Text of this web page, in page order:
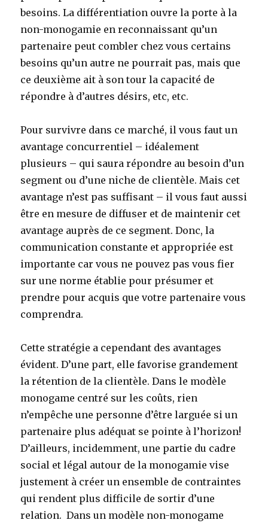
besoins. La différentiation ouvre la porte à la
non-monogamie en reconnaissant qu’un
partenaire peut combler chez vous certains
besoins qu’un autre ne pourrait pas, mais que
ce deuxième ait à son tour la capacité de
répondre à d’autres désirs, etc, etc.
Pour survivre dans ce marché, il vous faut un
avantage concurrentiel – idéalement
plusieurs – qui saura répondre au besoin d’un
segment ou d’une niche de clientèle. Mais cet
avantage n’est pas suffisant – il vous faut aussi
être en mesure de diffuser et de maintenir cet
avantage auprès de ce segment. Donc, la
communication constante et appropriée est
importante car vous ne pouvez pas vous fier
sur une norme établie pour présumer et
prendre pour acquis que votre partenaire vous
comprendra.
Cette stratégie a cependant des avantages
évident. D’une part, elle favorise grandement
la rétention de la clientèle. Dans le modèle
monogame centré sur les coûts, rien
n’empêche une personne d’être larguée si un
partenaire plus adéquat se pointe à l’horizon!
D’ailleurs, incidemment, une partie du cadre
social et légal autour de la monogamie vise
justement à créer un ensemble de contraintes
qui rendent plus difficile de sortir d’une
relation. Dans un modèle non-monogame